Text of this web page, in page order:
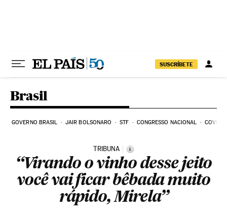
SUSCRÍBETE
Brasil
GOVERNO BRASIL JAIR BOLSONARO STF CONGRESSO NACIONAL COVID-
TRIBUNA i
“Virando o vinho desse jeito
você vai ficar bêbada muito
rápido, Mirela”